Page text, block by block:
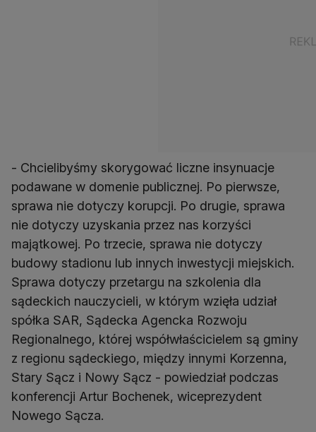
- Chcielibyśmy skorygować liczne insynuacje
podawane w domenie publicznej. Po pierwsze,
sprawa nie dotyczy korupcji. Po drugie, sprawa
nie dotyczy uzyskania przez nas korzyści
majątkowej. Po trzecie, sprawa nie dotyczy
budowy stadionu lub innych inwestycji miejskich.
Sprawa dotyczy przetargu na szkolenia dla
sądeckich nauczycieli, w którym wzięła udział
spółka SAR, Sądecka Agencka Rozwoju
Regionalnego, której współwłaścicielem są gminy
z regionu sądeckiego, między innymi Korzenna,
Stary Sącz i Nowy Sącz - powiedział podczas
konferencji Artur Bochenek, wiceprezydent
Nowego Sącza.